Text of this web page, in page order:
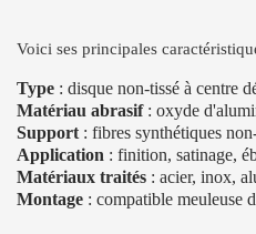
Voici ses principales
Type : disque non-tissé à centre
Matériau abrasif: oxyde
Support : fibres synthétiques
Application : finition, satinage,
Matériaux traités : acier, inox,
Montage : compatible meuleuse